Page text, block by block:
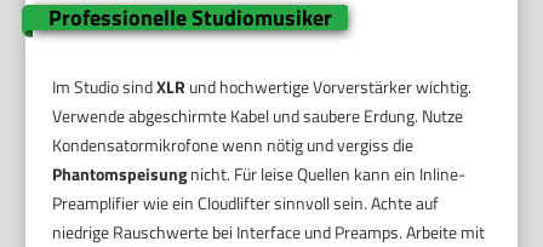
Professionelle Studiomusiker
Im Studio sindXLR und hochwertige Vorverstärker wichtig.
Verwende abgeschirmte Kabel und saubere Erdung. Nutze
Kondensatormikrofone wenn nötig und vergiss die
Phantomspeisungnicht. Für leise Quellen kann ein Inline-
Preamplifier wie ein Cloudlifter sinnvoll sein. Achte auf
niedrige Rauschwerte bei Interface und Preamps. Arbeite mit